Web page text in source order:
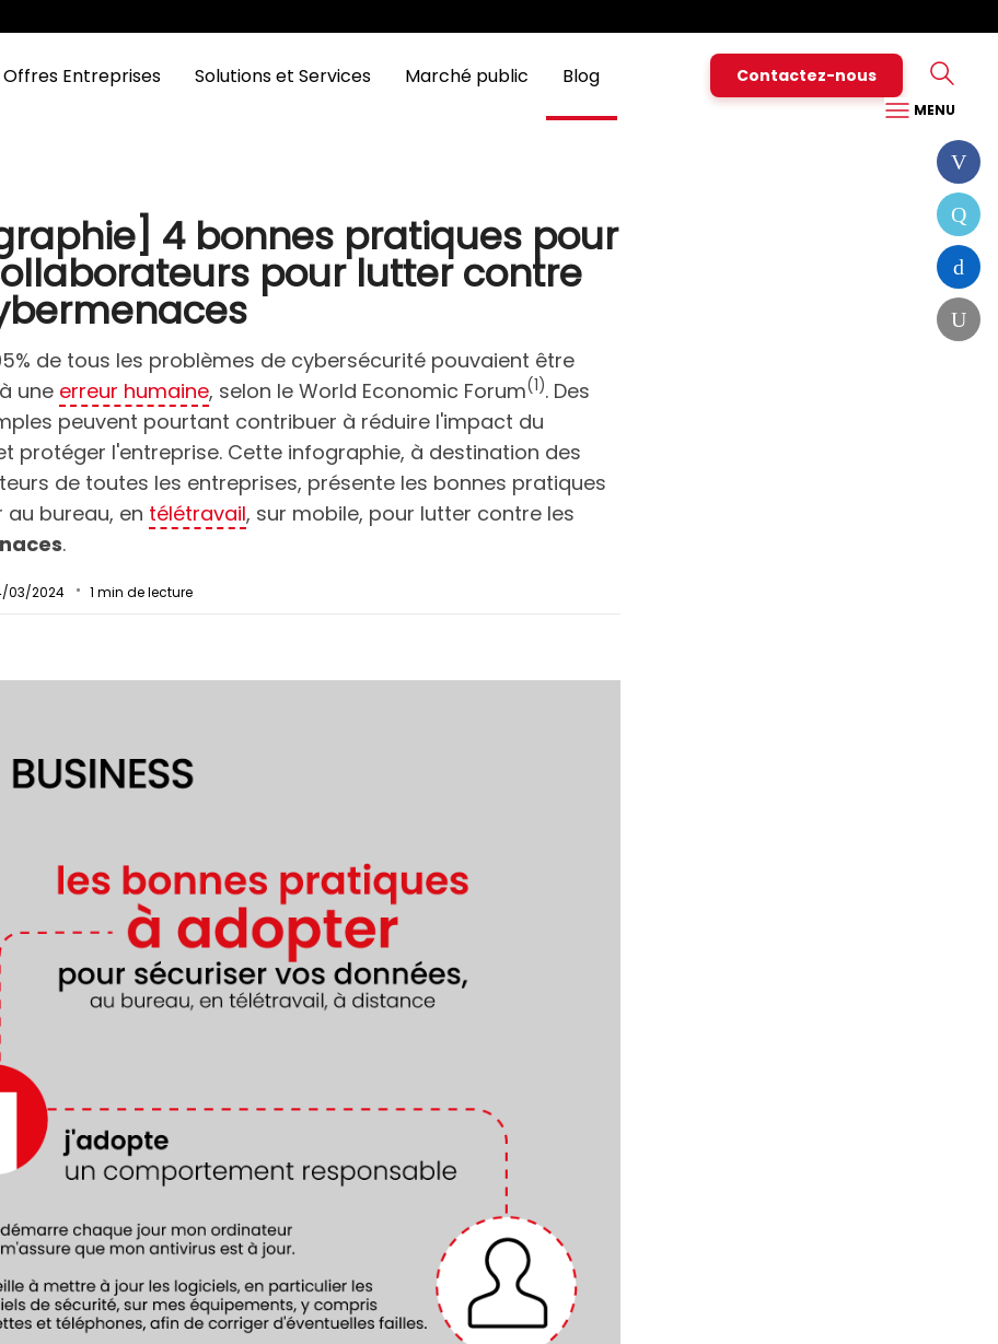
Offres Entreprises Solutions et Services Marché public Blog Contactez-nous
MENU
4 bonnes pratiques pour
pour lutter contre
de tous les problèmes de cybersécurité pouvaient être
une erreur humaine, selon le World Economic Forum(1). Des
peuvent pourtant contribuer à réduire l'impact du
protéger l'entreprise. Cette infographie, à destination des
de toutes les entreprises, présente les bonnes pratiques
bureau, en télétravail, sur mobile, pour lutter contre les
.
03/2024 1 min de lecture